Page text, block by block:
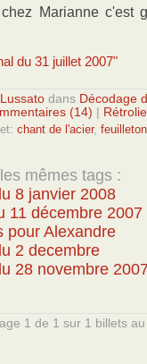
Marianne c'est
du 31 juillet 2007"
dans Décodage
(14)
chant de l'acier, feuilleton
mêmes tags :
8 janvier 2008
11 décembre 2007
pour Alexandre
2 decembre
28 novembre
1 de 1 sur 1 billets